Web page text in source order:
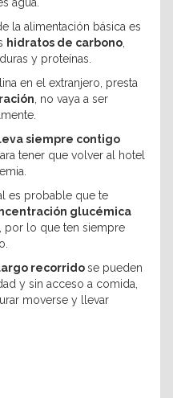
la alimentación básica es
hidratos de carbono
y proteínas.
en el extranjero, presta
, no vaya a ser
siempre contigo
tener que volver al hotel
es probable que te
glucémica
por lo que ten siempre
recorridose pueden
y sin acceso a comida,
moverse y llevar